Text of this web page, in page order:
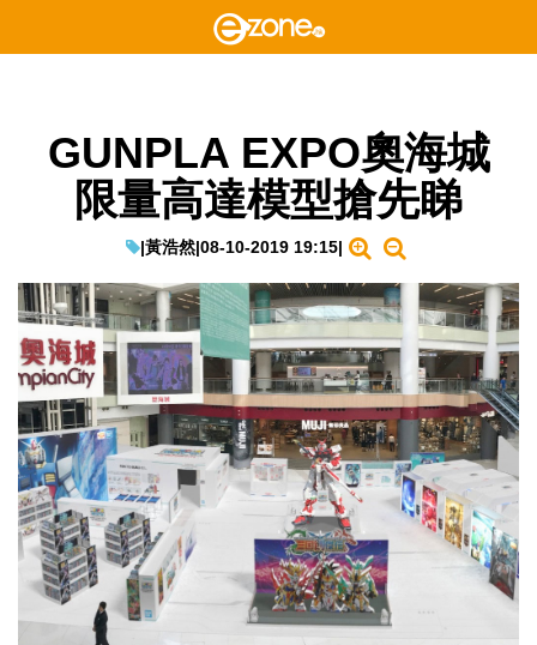
GUNPLA EXPO奧海城
限量高達模型搶先睇
|黃浩然|08-10-2019 19:15|